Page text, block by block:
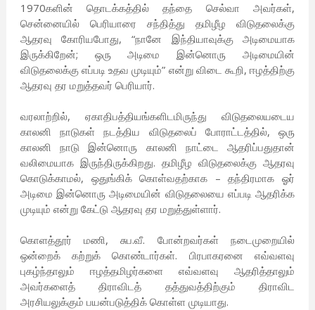
1970களின் தொடக்கத்தில் தந்தை செல்வா அவர்கள்,
சென்னையில் பெரியாரை சந்தித்து தமிழீழ விடுதலைக்கு
ஆதரவு கோரியபோது, “நானே இந்தியாவுக்கு அடிமையாக
இருக்கிறேன்; ஒரு அடிமை இன்னொரு அடிமையின்
விடுதலைக்கு எப்படி உதவ முடியும்” என்று விடை கூறி, ஈழத்திற்கு
ஆதரவு தர மறுத்தவர் பெரியார்.
வரலாற்றில், ஏகாதிபத்தியங்களிடமிருந்து விடுதலையடைய
காலனி நாடுகள் நடத்திய விடுதலைப் போராட்டத்தில், ஒரு
காலனி நாடு இன்னொரு காலனி நாட்டை ஆதரிப்பதுதான்
வலிமையாக இருந்திருக்கிறது. தமிழீழ விடுதலைக்கு ஆதரவு
கொடுக்காமல், ஒதுங்கிக் கொள்வதற்காக – தந்திரமாக ஓர்
அடிமை இன்னொரு அடிமையின் விடுதலையை எப்படி ஆதரிக்க
முடியும் என்று கேட்டு ஆதரவு தர மறுத்துள்ளார்.
கொளத்தூர் மணி, சுப.வீ. போன்றவர்கள் நடைமுறையில்
ஒன்றைக் கற்றுக் கொண்டார்கள். பிரபாகரனை எவ்வளவு
புகழ்ந்தாலும் ஈழத்தமிழர்களை எவ்வளவு ஆதரித்தாலும்
அவர்களைத் திராவிடத் தத்துவத்திற்கும் திராவிட
அரசியலுக்கும் பயன்படுத்திக் கொள்ள முடியாது.